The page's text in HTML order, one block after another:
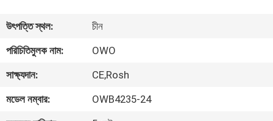
ভিডিও
সম্পর্কে
উৎপত্তি স্থল:
চীন
পরিচিতিমুলক নাম:
OWO
সাক্ষ্যদান:
CE,Rosh
মডেল নম্বার:
OWB4235-24